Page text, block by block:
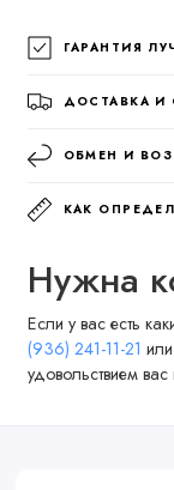
ГАРАНТИЯ
ДОСТАВКА И
ОБМЕН И
КАК
Нужна
Если у вас есть
(936) 241-11-21
удовольствием